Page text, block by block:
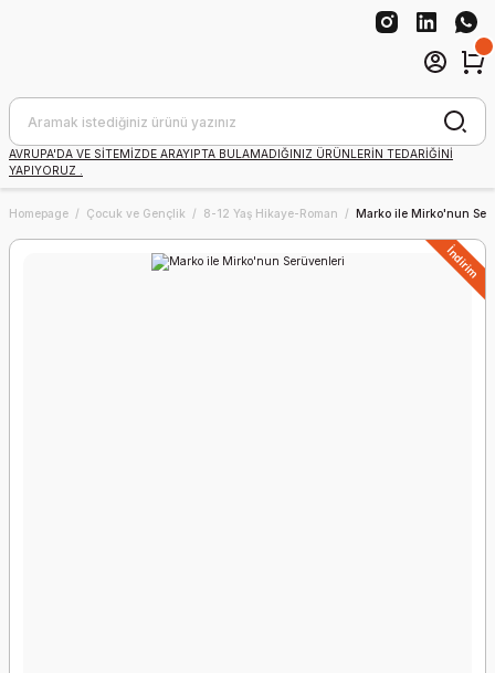
AVRUPA'DA VE SİTEMİZDE ARAYIPTA BULAMADIĞINIZ ÜRÜNLERİN TEDARİĞİNİ
YAPIYORUZ .
Homepage Çocuk ve Gençlik 8-12 Yaş Hikaye-Roman Marko ile Mirko'nun
İndirim